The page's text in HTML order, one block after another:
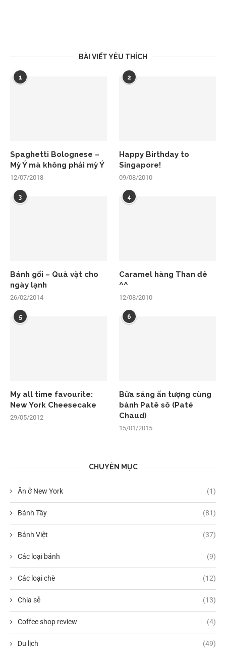
BÀI VIẾT YÊU THÍCH
1
Spaghetti Bolognese –
Mỳ Ý mà không phải mỳ Ý
12/07/2018
2
Happy Birthday to
Singapore!
09/08/2010
3
Bánh gối – Quà vặt cho
ngày lạnh
26/02/2014
4
Caramel hàng Than đê
^^
12/08/2010
5
My all time favourite:
New York Cheesecake
29/05/2012
6
Bữa sáng ấn tượng cùng
bánh Patê sô (Paté
Chaud)
15/01/2015
CHUYÊN MỤC
Ăn ở New York (1)
Bánh Tây (81)
Bánh Việt (37)
Các loại bánh (9)
Các loại chè (12)
Chia sẻ (13)
Coffee shop review (4)
Du lịch (49)